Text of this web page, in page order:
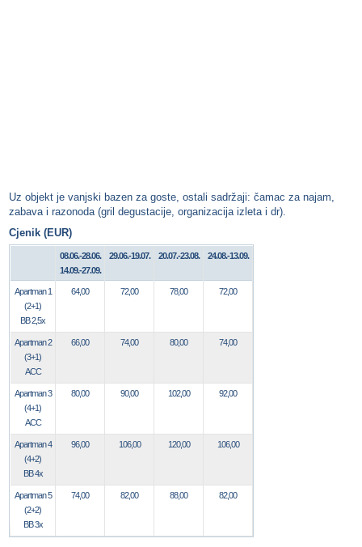
Uz objekt je vanjski bazen za goste, ostali sadržaji: čamac za najam,
zabava i razonoda (gril degustacije, organizacija izleta i dr).
Cjenik (EUR)
08.06.-28.06.
14.09.-27.09.
29.06.-19.07. 20.07.-23.08. 24.08.-13.09.
Apartman 1
(2+1)
BB 2,5x
64,00 72,00 78,00 72,00
Apartman 2
(3+1)
ACC
66,00 74,00 80,00 74,00
Apartman 3
(4+1)
ACC
80,00 90,00 102,00 92,00
Apartman 4
(4+2)
BB 4x
96,00 106,00 120,00 106,00
Apartman 5
(2+2)
BB 3x
74,00 82,00 88,00 82,00